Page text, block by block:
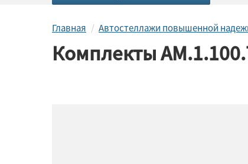
Главная Автостеллажи повышенной
Комплекты